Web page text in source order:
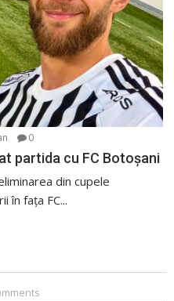
0
partida cu FC Botoșani
din cupele
în fața FC...